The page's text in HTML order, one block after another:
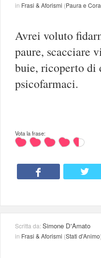
in Frasi & Aforismi (Paura e
Avrei voluto
paure, scacciare
buie, ricoperto di
psicofarmaci.
Vota la frase:
Scritta da:Simone D'Amato
in Frasi & Aforismi (Stati d'Animo)